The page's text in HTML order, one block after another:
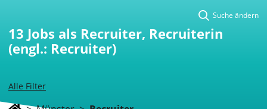
Alle Filter
Suche ändern
13 Jobs als Recruiter, Recruiterin
(engl.: Recruiter)